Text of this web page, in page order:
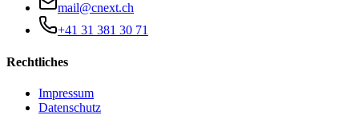
mail@cnext.ch
+41 31 381 30 71
Rechtliches
Impressum
Datenschutz